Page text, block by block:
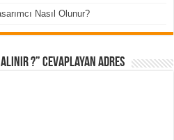
Nasıl Olunur?
?” cevaplayan adres